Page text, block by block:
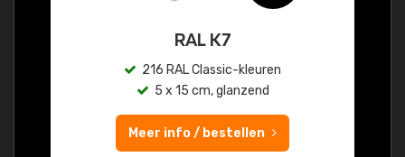
RAL K7
216 RAL Classic-kleuren
5 x 15 cm, glanzend
Meer info / bestellen